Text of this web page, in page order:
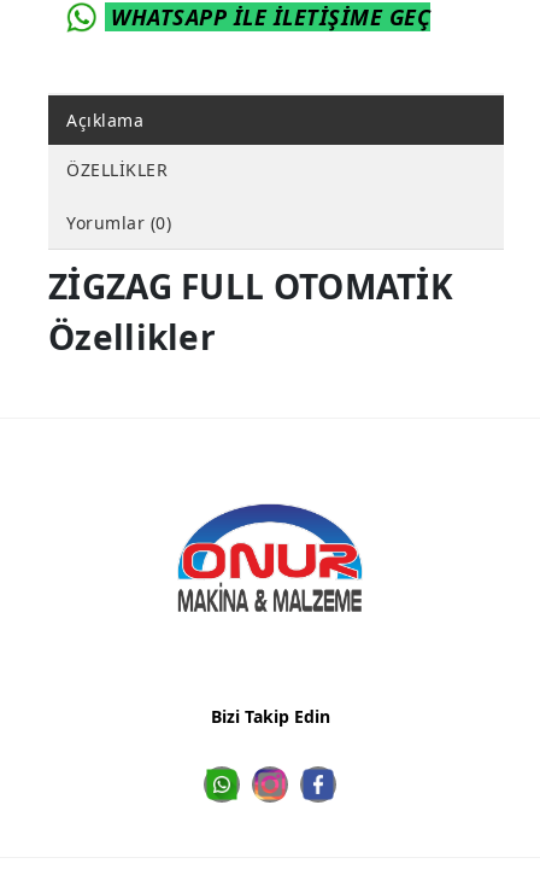
WHATSAPP İLE İLETİŞİME GEÇ
Açıklama
ÖZELLİKLER
Yorumlar (0)
ZİGZAG FULL OTOMATİK
Özellikler
Bizi Takip Edin